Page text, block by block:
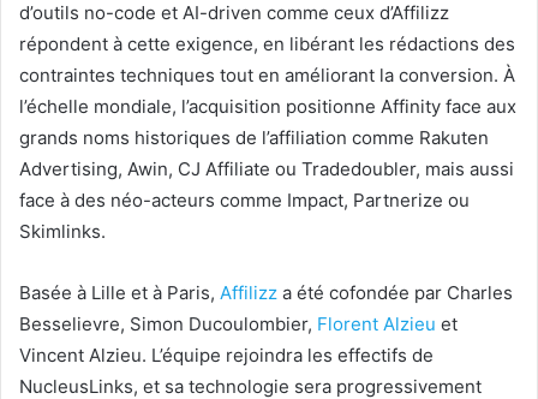
d’outils no-code et AI-driven comme ceux d’Affilizz
répondent à cette exigence, en libérant les rédactions des
contraintes techniques tout en améliorant la conversion. À
l’échelle mondiale, l’acquisition positionne Affinity face aux
grands noms historiques de l’affiliation comme Rakuten
Advertising, Awin, CJ Affiliate ou Tradedoubler, mais aussi
face à des néo-acteurs comme Impact, Partnerize ou
Skimlinks.
Basée à Lille et à Paris, Affilizz a été cofondée par Charles
Besselievre, Simon Ducoulombier, Florent Alzieu et
Vincent Alzieu. L’équipe rejoindra les effectifs de
NucleusLinks, et sa technologie sera progressivement